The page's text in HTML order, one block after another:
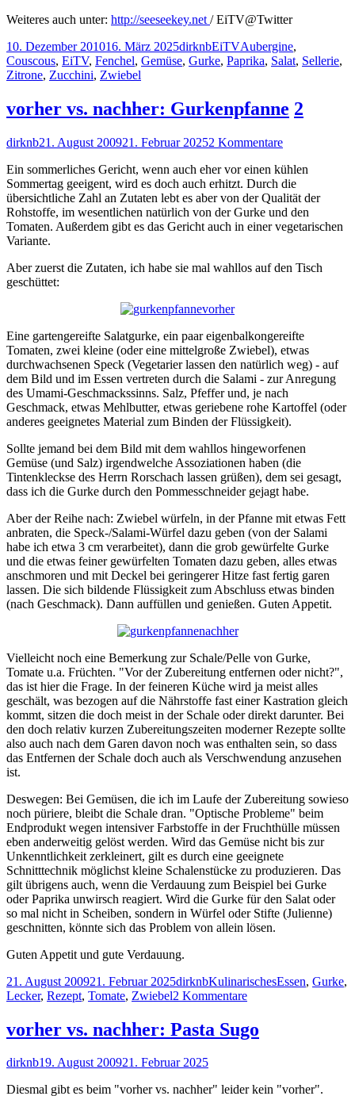
Weiteres auch unter: http://seeseekey.net / EiTV@Twitter
Veröffentlicht
am
10. Dezember 201016. März 2025Autor
dirknbKategorien
EiTVSchlagwörter
Aubergine,
Couscous, EiTV, Fenchel, Gemüse, Gurke, Paprika, Salat, Sellerie,
Zitrone, Zucchini, Zwiebel
vorher vs. nachher: Gurkenpfanne 2
Autor
dirknbVeröffentlicht
21. August 200921. Februar 20252 Kommentarezu
vs.
nachher:
Gurkenpfanne
Ein sommerliches Gericht, wenn auch eher vor einen kühlen
Sommertag geeigent, wird es doch auch erhitzt. Durch die
übersichtliche Zahl an Zutaten lebt es aber von der Qualität der
Rohstoffe, im wesentlichen natürlich von der Gurke und den
Tomaten. Außerdem gibt es das Gericht auch in einer vegetarischen
Variante.
Aber zuerst die Zutaten, ich habe sie mal wahllos auf den Tisch
geschüttet:
Eine gartengereifte Salatgurke, ein paar eigenbalkongereifte
Tomaten, zwei kleine (oder eine mittelgroße Zwiebel), etwas
durchwachsenen Speck (Vegetarier lassen den natürlich weg) - auf
dem Bild und im Essen vertreten durch die Salami - zur Anregung
des Umami-Geschmackssinns. Salz, Pfeffer und, je nach
Geschmack, etwas Mehlbutter, etwas geriebene rohe Kartoffel (oder
anderes geeignetes Material zum Binden der Flüssigkeit).
Sollte jemand bei dem Bild mit dem wahllos hingeworfenen
Gemüse (und Salz) irgendwelche Assoziationen haben (die
Tintenkleckse des Herrn Rorschach lassen grüßen), dem sei gesagt,
dass ich die Gurke durch den Pommesschneider gejagt habe.
Aber der Reihe nach: Zwiebel würfeln, in der Pfanne mit etwas Fett
anbraten, die Speck-/Salami-Würfel dazu geben (von der Salami
habe ich etwa 3 cm verarbeitet), dann die grob gewürfelte Gurke
und die etwas feiner gewürfelten Tomaten dazu geben, alles etwas
anschmoren und mit Deckel bei geringerer Hitze fast fertig garen
lassen. Die sich bildende Flüssigkeit zum Abschluss etwas binden
(nach Geschmack). Dann auffüllen und genießen. Guten Appetit.
Vielleicht noch eine Bemerkung zur Schale/Pelle von Gurke,
Tomate u.a. Früchten. "Vor der Zubereitung entfernen oder nicht?",
das ist hier die Frage. In der feineren Küche wird ja meist alles
geschält, was bezogen auf die Nährstoffe fast einer Kastration gleich
kommt, sitzen die doch meist in der Schale oder direkt darunter. Bei
den doch relativ kurzen Zubereitungszeiten moderner Rezepte sollte
also auch nach dem Garen davon noch was enthalten sein, so dass
das Entfernen der Schale doch auch als Verschwendung anzusehen
ist.
Deswegen: Bei Gemüsen, die ich im Laufe der Zubereitung sowieso
noch püriere, bleibt die Schale dran. "Optische Probleme" beim
Endprodukt wegen intensiver Farbstoffe in der Fruchthülle müssen
eben anderweitig gelöst werden. Wird das Gemüse nicht bis zur
Unkenntlichkeit zerkleinert, gilt es durch eine geeignete
Schnitttechnik möglichst kleine Schalenstücke zu produzieren. Das
gilt übrigens auch, wenn die Verdauung zum Beispiel bei Gurke
oder Paprika unwirsch reagiert. Wird die Gurke für den Salat oder
so mal nicht in Scheiben, sondern in Würfel oder Stifte (Julienne)
geschnitten, könnte sich das Problem von allein lösen.
Guten Appetit und gute Verdauung.
Veröffentlicht
am
21. August 200921. Februar 2025Autor
dirknbKategorien
KulinarischesSchlagwörter
Essen, Gurke,
Lecker, Rezept, Tomate, Zwiebel2 Kommentarezu
vs.
nachher:
vorher vs. nachher: Pasta Sugo
Autor
dirknbVeröffentlicht
19. August 200921. Februar 2025
Diesmal gibt es beim "vorher vs. nachher" leider kein "vorher".